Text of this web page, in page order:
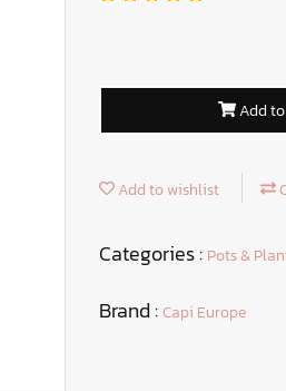
Add
Add to wishlist
Categories : Pots &
Brand :Capi Europe